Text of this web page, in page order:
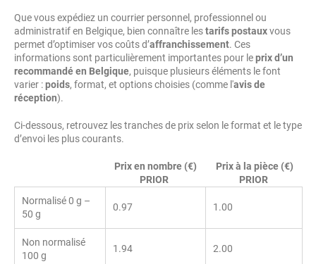
Que vous expédiez un courrier personnel, professionnel ou
administratif en Belgique, bien connaître lestarifs postauxvous
permet d’optimiser vos coûts d’affranchissement. Ces
informations sont particulièrement importantes pour leprix d’un
recommandé en Belgique, puisque plusieurs éléments le font
varier :poids, format, et options choisies (comme l'avis de
réception).
Ci-dessous, retrouvez les tranches de prix selon le format et le type
d’envoi les plus courants.
Prix en nombre (€)
PRIOR
Prix à la pièce (€)
PRIOR
Normalisé 0 g –
50 g
0.97 1.00
Non normalisé
100 g
1.94 2.00